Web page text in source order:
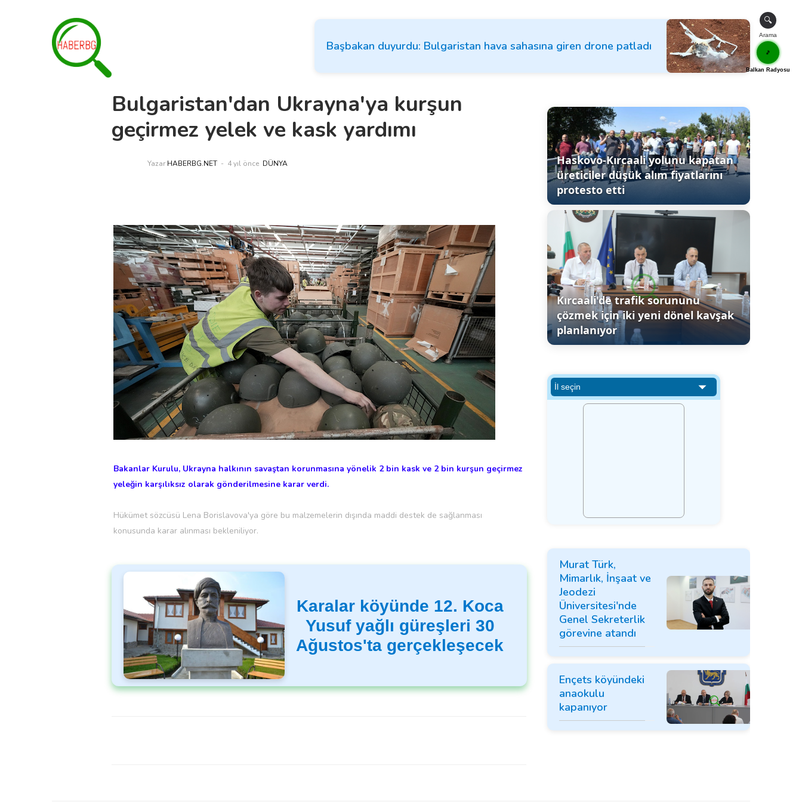
Başbakan duyurdu: Bulgaristan hava sahasına giren drone patladı
Bulgaristan'dan Ukrayna'ya kurşun
geçirmez yelek ve kask yardımı
Yazar HABERBG.NET 4 yıl önce DÜNYA
Bakanlar Kurulu, Ukrayna halkının savaştan korunmasına yönelik 2 bin kask ve 2 bin kurşun geçirmez
yeleğin karşılıksız olarak gönderilmesine karar verdi.
Hükümet sözcüsü Lena Borislavova'ya göre bu malzemelerin dışında maddi destek de sağlanması
konusunda karar alınması bekleniliyor.
Karalar köyünde 12. Koca
Yusuf yağlı güreşleri 30
Ağustos'ta gerçekleşecek
Haskovo-Kırcaali yolunu kapatan
üreticiler düşük alım fiyatlarını
protesto etti
Kırcaali'de trafik sorununu
çözmek için iki yeni dönel kavşak
planlanıyor
Murat Türk,
Mimarlık, İnşaat ve
Jeodezi
Üniversitesi'nde
Genel Sekreterlik
görevine atandı
Ençets köyündeki
anaokulu
kapanıyor
🔍
Arama
🎵
Balkan Radyosu